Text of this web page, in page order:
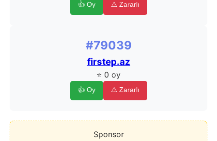
👍 Oy ⚠️ Zararlı
#79039
firstep.az
⭐ 0 oy
👍 Oy ⚠️ Zararlı
Sponsor